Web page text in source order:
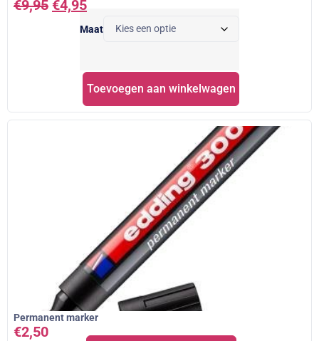
€9,95 €4,95
Maat
Toevoegen aan winkelwagen
Permanent marker
€2,50